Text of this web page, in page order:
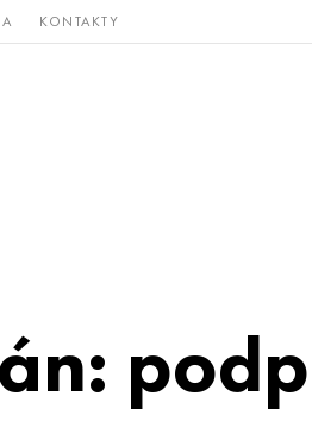
KONTAKTY
Vzácné a